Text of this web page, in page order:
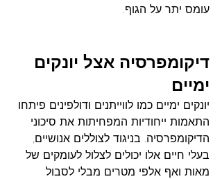
עומס יתר על הגוף.
דיקומפרסיה אצל יונקים
ימיים
יונקים ימיים כמו לווייתנים ודולפינים פיתחו
התאמות ייחודיות המפחיתות את סיכוני
הדיקומפרסיה. בניגוד לצוללים אנושיים,
בעלי חיים אלו יכולים לצלול לעומקים של
מאות ואף אלפי מטרים מבלי לסבול